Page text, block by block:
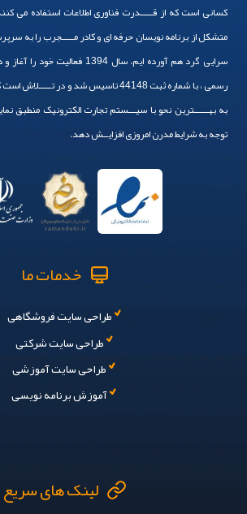
کسانی است که از قـــــدرت فناوری اطلاعات استفاده می
متشکل از برنامه نویسان حرفه ای و کادر مـــــجرب را
رسمی ، با شماره ثبت 44148 تاسیس شد و در
به بهــــــترین نحو با سیـــستم تجارت الکترونیک منطبق
توجه به شرایط مدرن امروزی افزایــش دهد.
خدمات ما
طراحی سایت فروشگاهی
طراحی سایت شرکتی
طراحی سایت آموزشی
آموزش برنامه نویسی
لینک های سریع